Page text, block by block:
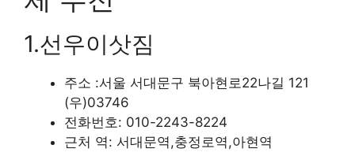
1.선우이삿짐
주소 :서울 서대문구 북아현로22나길 121
(우)03746
전화번호: 010-2243-8224
근처 역: 서대문역,충정로역,아현역